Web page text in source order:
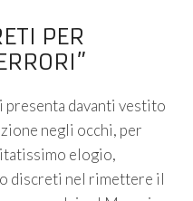
PER
presenta davanti vestito
negli occhi, per
elogio,
discreti nel rimettere il